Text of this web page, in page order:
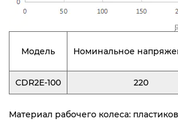
Модель Номинальное
CDR2E-100 220
Материал рабочего колеса: